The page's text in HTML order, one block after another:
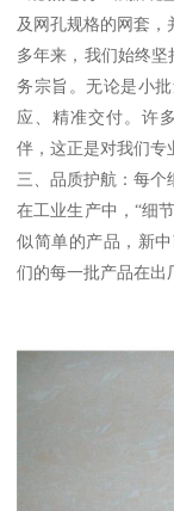
及网孔规格的网套，
多年来，我们始终坚
务宗旨。无论是小
应、精准交付。许
伴，这正是对我们专
三、品质护航：每个
在工业生产中，“细
似简单的产品，新
们的每一批产品在出